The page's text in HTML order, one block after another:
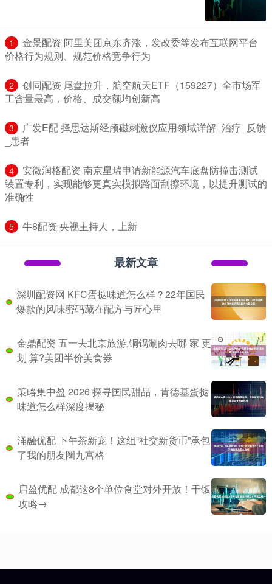
1
​金景配资 阿里美团京东齐涨，发改委等发布互联网平台
价格行为规则、规范价格竞争行为
2
​创同配资 尾盘拉升，航空航天ETF（159227）全市场军
工含量最高，价格、成交额均创新高
3
​广发E配 择思达斯经颅磁刺激仪应用领域详解_治疗_反馈
_患者
4
​安微润格配资 南京星瑞申请新能源汽车底盘防撞击测试
装置专利，实现能够更真实模拟路面刮擦环境，以提升测试的
准确性
5 ​牛8配资 央视主持人，上新
最新文章
深圳配资网 KFC蛋挞味道怎么样？22年国民
爆款的风味密码藏在配方与匠心里
金鼎配资 五一去北京旅游,铜锅涮肉去哪 家 更
划 算?美团半价美食券
策略集中盈 2026 探寻国民甜品，肯德基蛋挞
味道怎么样深度揭秘
涌融优配 下午茶新宠！这组“社交新货币”承包
了我的朋友圈九宫格
启盈优配 成都这8个单位食堂对外开放！干饭
攻略→